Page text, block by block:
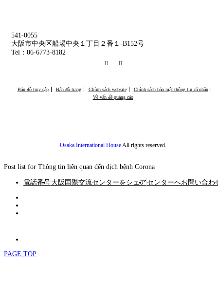
541-0055
大阪市中央区船場中央１丁目２番１-B152号
Tel：06-6773-8182
Facebook
Bản đồ truy cập Bản đồ trang Chính sách website
Chính sách bảo mật thông tin cá nhân
Về vấn đề quảng cáo
Osaka International HouseAll rights reserved.
Post list for Thông tin liên quan đến dịch bệnh Corona
電話番号大阪国際交流センターをシェア センターへお問い合わ
PAGE TOP